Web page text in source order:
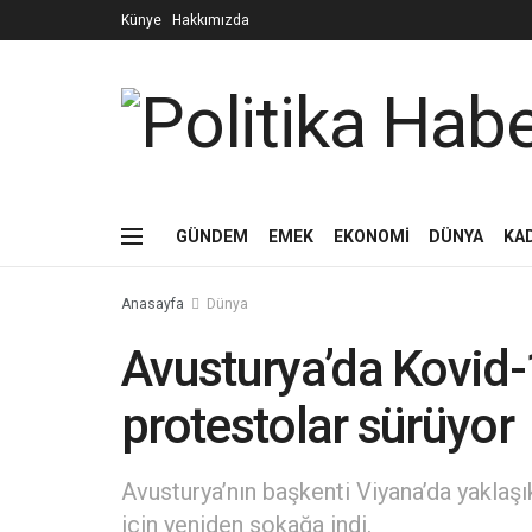
Künye Hakkımızda
GÜNDEM EMEK EKONOMİ DÜNYA
Anasayfa Dünya
Avusturya’da
protestolar sürüyor
Avusturya’nın başkenti Viyana’da
için yeniden sokağa indi.